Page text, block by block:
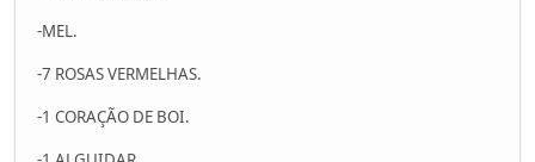
-MEL.
-7 ROSAS VERMELHAS.
-1 CORAÇÃO DE BOI.